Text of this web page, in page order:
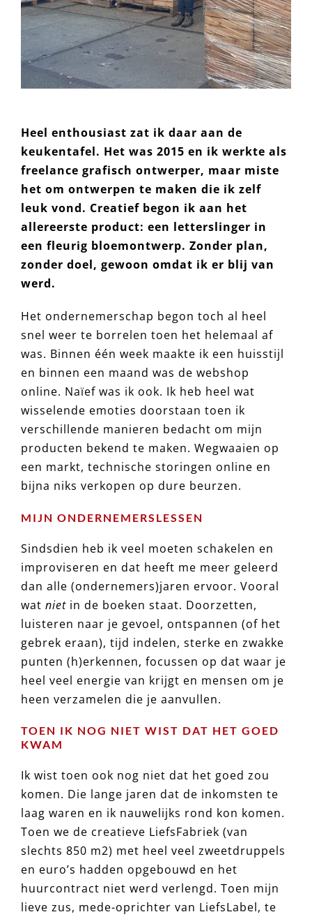
Heel enthousiast zat ik daar aan de
keukentafel. Het was 2015 en ik werkte als
freelance grafisch ontwerper, maar miste
het om ontwerpen te maken die ik zelf
leuk vond. Creatief begon ik aan het
allereerste product: een letterslinger in
een fleurig bloemontwerp. Zonder plan,
zonder doel, gewoon omdat ik er blij van
werd.
Het ondernemerschap begon toch al heel
snel weer te borrelen toen het helemaal af
was. Binnen één week maakte ik een huisstijl
en binnen een maand was de webshop
online. Naïef was ik ook. Ik heb heel wat
wisselende emoties doorstaan toen ik
verschillende manieren bedacht om mijn
producten bekend te maken. Wegwaaien op
een markt, technische storingen online en
bijna niks verkopen op dure beurzen.
MIJN ONDERNEMERSLESSEN
Sindsdien heb ik veel moeten schakelen en
improviseren en dat heeft me meer geleerd
dan alle (ondernemers)jaren ervoor. Vooral
wat niet in de boeken staat. Doorzetten,
luisteren naar je gevoel, ontspannen (of het
gebrek eraan), tijd indelen, sterke en zwakke
punten (h)erkennen, focussen op dat waar je
heel veel energie van krijgt en mensen om je
heen verzamelen die je aanvullen.
TOEN IK NOG NIET WIST DAT HET GOED
KWAM
Ik wist toen ook nog niet dat het goed zou
komen. Die lange jaren dat de inkomsten te
laag waren en ik nauwelijks rond kon komen.
Toen we de creatieve LiefsFabriek (van
slechts 850 m2) met heel veel zweetdruppels
en euro’s hadden opgebouwd en het
huurcontract niet werd verlengd. Toen mijn
lieve zus, mede-oprichter van LiefsLabel, te